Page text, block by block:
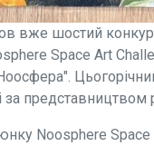
вже шостий
Space Art
за представництвом
Noosphere